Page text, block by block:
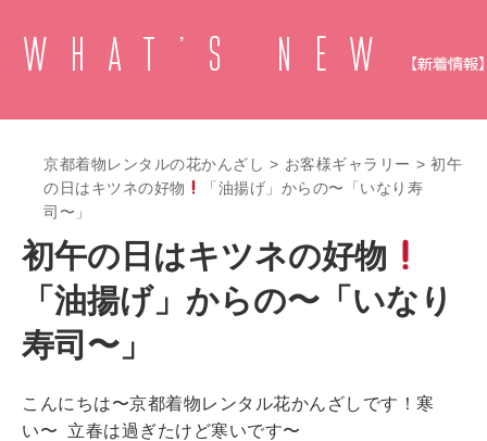
京都着物レンタルの花かんざし > お客様ギャラリー > 初午
の日はキツネの好物
「油揚げ」からの〜「いなり寿
司〜」
初午の日はキツネの好物
「油揚げ」からの〜「いなり
寿司〜」
こんにちは〜京都着物レンタル花かんざしです！寒
い〜 立春は過ぎたけど寒いです〜